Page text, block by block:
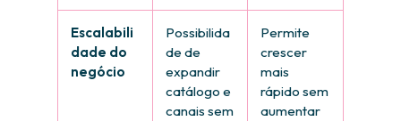
Escalabili
dade do
negócio
Possibilida
de de
expandir
catálogo e
canais sem
Permite
crescer
mais
rápido sem
aumentar